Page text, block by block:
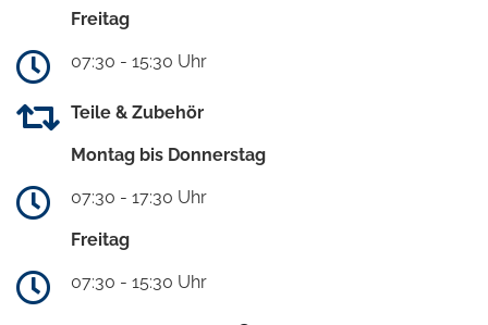
Freitag
07:30 - 15:30 Uhr
Teile & Zubehör
Montag bis Donnerstag
07:30 - 17:30 Uhr
Freitag
07:30 - 15:30 Uhr